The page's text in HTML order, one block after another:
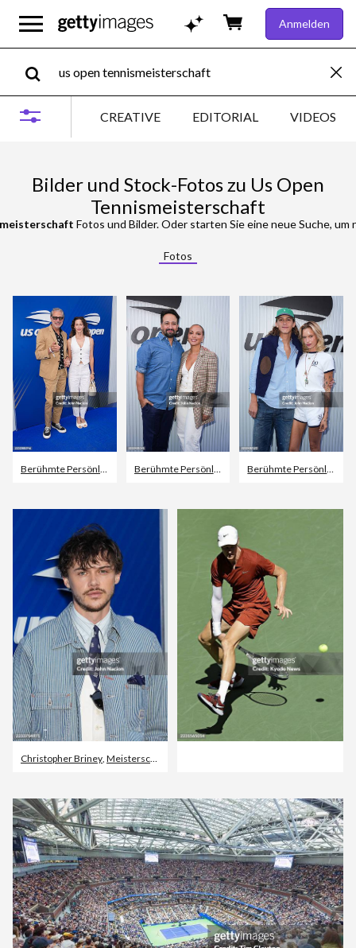
Anmelden
CREATIVE EDITORIAL VIDEOS
Bilder und Stock-Fotos zu Us Open
Tennismeisterschaft
Fotos und Bilder. Oder starten Sie eine neue Suche, um
Fotos
Berühmte Persönlichkeit Tennis,Jeff Goldblum
Berühmte Persönlichkeit Meisterschaft,Tennis
Berühmte Persönlichkeit
Christopher Briney, Meisterschaft